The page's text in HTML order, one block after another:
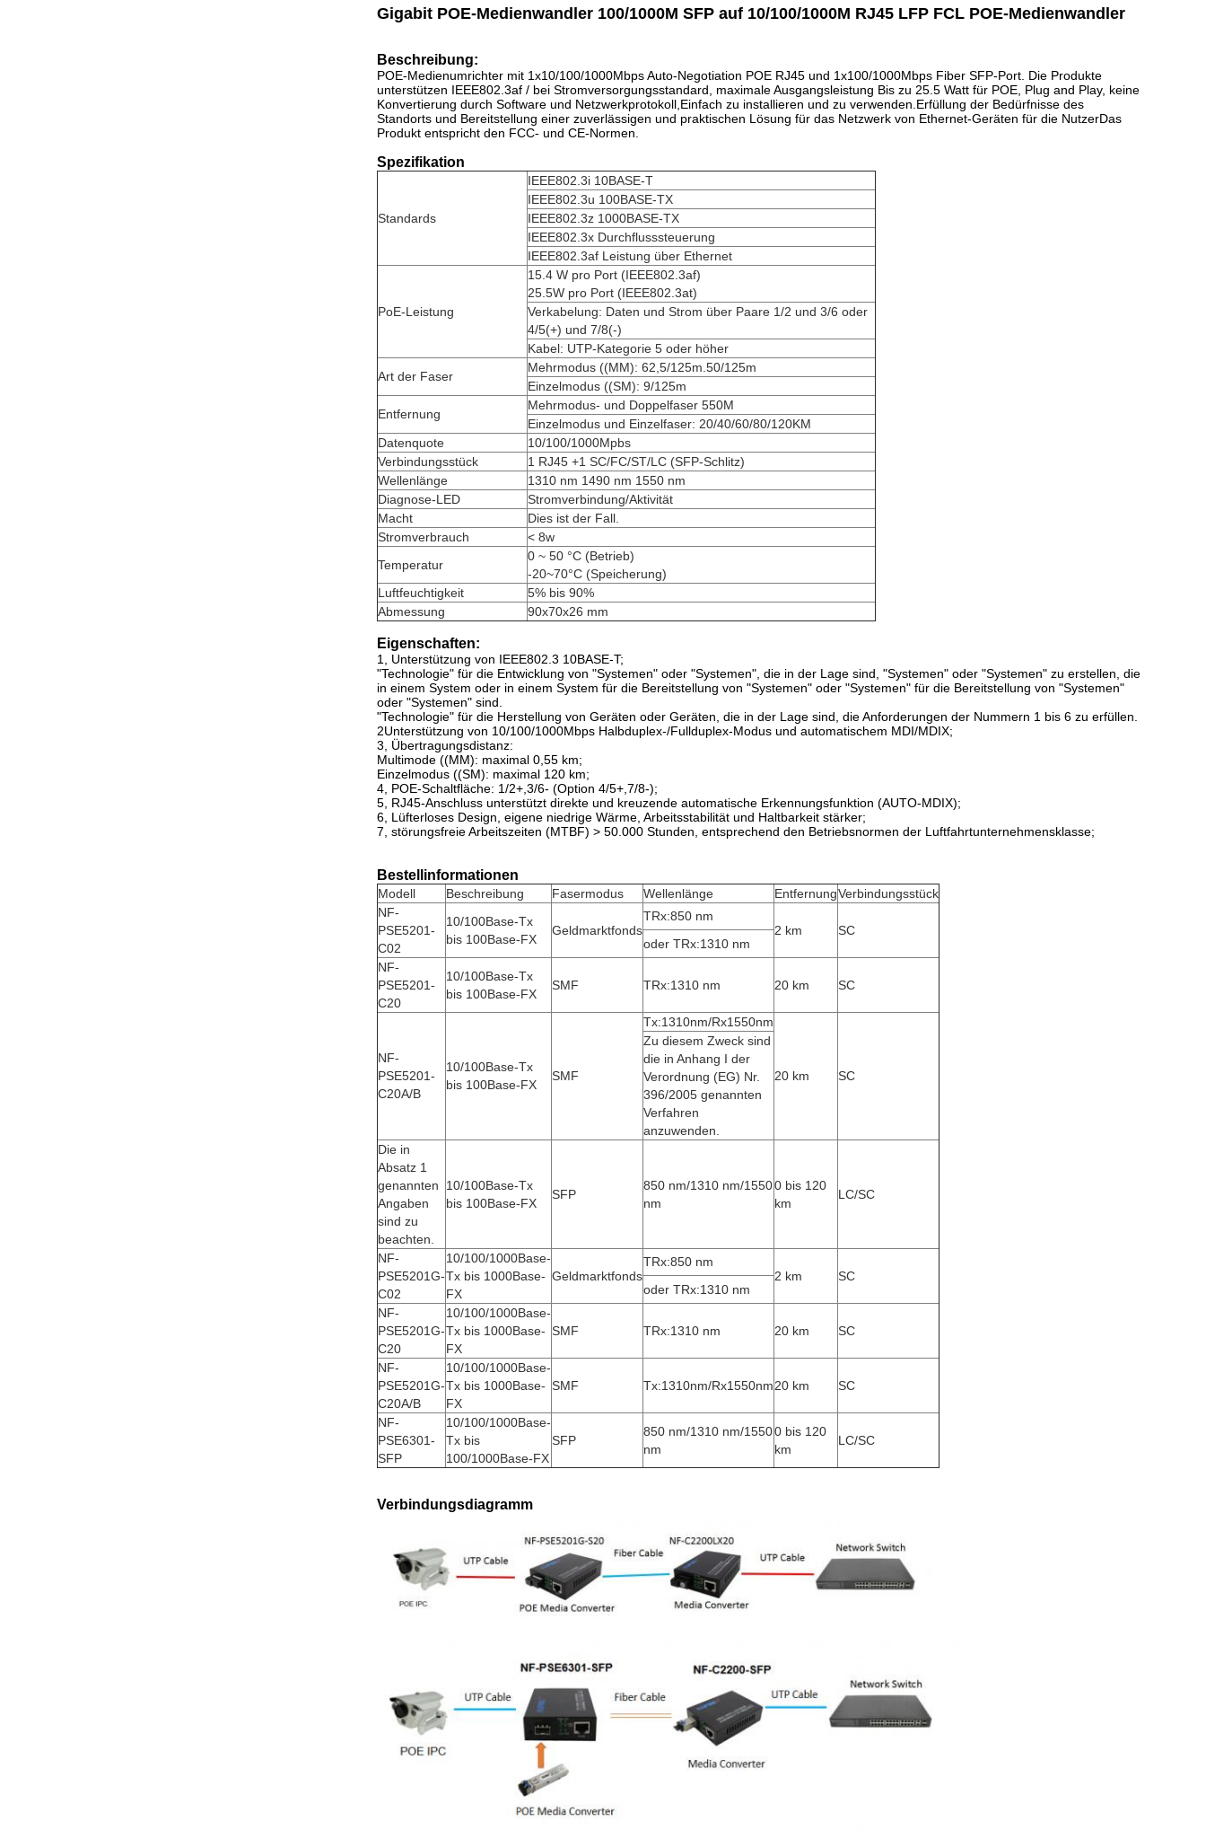
Gigabit POE-Medienwandler 100/1000M SFP auf 10/100/1000M RJ45 LFP FCL POE-Medienwandler
Beschreibung:
POE-Medienumrichter mit 1x10/100/1000Mbps Auto-Negotiation POE RJ45 und 1x100/1000Mbps Fiber SFP-Port. Die Produkte
unterstützen IEEE802.3af / bei Stromversorgungsstandard, maximale Ausgangsleistung Bis zu 25.5 Watt für POE, Plug and Play, keine
Konvertierung durch Software und Netzwerkprotokoll,Einfach zu installieren und zu verwenden.Erfüllung der Bedürfnisse des
Standorts und Bereitstellung einer zuverlässigen und praktischen Lösung für das Netzwerk von Ethernet-Geräten für die NutzerDas
Produkt entspricht den FCC- und CE-Normen.
Spezifikation
Standards
IEEE802.3i 10BASE-T
IEEE802.3u 100BASE-TX
IEEE802.3z 1000BASE-TX
IEEE802.3x Durchflusssteuerung
IEEE802.3af Leistung über Ethernet
PoE-Leistung
15.4 W pro Port (IEEE802.3af)
25.5W pro Port (IEEE802.3at)
Verkabelung: Daten und Strom über Paare 1/2 und 3/6 oder
4/5(+) und 7/8(-)
Kabel: UTP-Kategorie 5 oder höher
Art der Faser
Mehrmodus ((MM): 62,5/125m.50/125m
Einzelmodus ((SM): 9/125m
Entfernung
Mehrmodus- und Doppelfaser 550M
Einzelmodus und Einzelfaser: 20/40/60/80/120KM
Datenquote
10/100/1000Mpbs
Verbindungsstück
1 RJ45 +1 SC/FC/ST/LC (SFP-Schlitz)
Wellenlänge
1310 nm 1490 nm 1550 nm
Diagnose-LED
Stromverbindung/Aktivität
Macht
Dies ist der Fall.
Stromverbrauch
< 8w
Temperatur
0 ~ 50 °C (Betrieb)
-20~70°C (Speicherung)
Luftfeuchtigkeit
5% bis 90%
Abmessung
90x70x26 mm
Eigenschaften:
1, Unterstützung von IEEE802.3 10BASE-T;
"Technologie" für die Entwicklung von "Systemen" oder "Systemen", die in der Lage sind, "Systemen" oder "Systemen" zu erstellen, die
in einem System oder in einem System für die Bereitstellung von "Systemen" oder "Systemen" für die Bereitstellung von "Systemen"
oder "Systemen" sind.
"Technologie" für die Herstellung von Geräten oder Geräten, die in der Lage sind, die Anforderungen der Nummern 1 bis 6 zu erfüllen.
2Unterstützung von 10/100/1000Mbps Halbduplex-/Fullduplex-Modus und automatischem MDI/MDIX;
3, Übertragungsdistanz:
Multimode ((MM): maximal 0,55 km;
Einzelmodus ((SM): maximal 120 km;
4, POE-Schaltfläche: 1/2+,3/6- (Option 4/5+,7/8-);
5, RJ45-Anschluss unterstützt direkte und kreuzende automatische Erkennungsfunktion (AUTO-MDIX);
6, Lüfterloses Design, eigene niedrige Wärme, Arbeitsstabilität und Haltbarkeit stärker;
7, störungsfreie Arbeitszeiten (MTBF) > 50.000 Stunden, entsprechend den Betriebsnormen der Luftfahrtunternehmensklasse;
Bestellinformationen
Modell Beschreibung Fasermodus Wellenlänge EntfernungVerbindungsstück
NF-
PSE5201-
C02
10/100Base-Tx
bis 100Base-FX
Geldmarktfonds
TRx:850 nm
2 km
SC
oder TRx:1310 nm
NF-
PSE5201-
C20
10/100Base-Tx
bis 100Base-FX
SMF TRx:1310 nm 20 km SC
NF-
PSE5201-
C20A/B
10/100Base-Tx
bis 100Base-FX
SMF
Tx:1310nm/Rx1550nm
20 km SC
Zu diesem Zweck sind
die in Anhang I der
Verordnung (EG) Nr.
396/2005 genannten
Verfahren
anzuwenden.
Die in
Absatz 1
genannten
Angaben
sind zu
beachten.
10/100Base-Tx
bis 100Base-FX
SFP
850 nm/1310 nm/1550
nm
0 bis 120
km
LC/SC
NF-
PSE5201G-
C02
10/100/1000Base-
Tx bis 1000Base-
FX
Geldmarktfonds
TRx:850 nm
2 km
SC
oder TRx:1310 nm
NF-
PSE5201G-
C20
10/100/1000Base-
Tx bis 1000Base-
FX
SMF TRx:1310 nm 20 km SC
NF-
PSE5201G-
C20A/B
10/100/1000Base-
Tx bis 1000Base-
FX
SMF Tx:1310nm/Rx1550nm20 km SC
NF-
PSE6301-
SFP
10/100/1000Base-
Tx bis
100/1000Base-FX
SFP
850 nm/1310 nm/1550
nm
0 bis 120
km
LC/SC
Verbindungsdiagramm